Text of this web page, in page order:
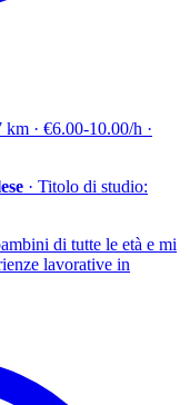
· €6.00-10.00/h ·
· Titolo di studio:
di tutte le età e mi
lavorative in